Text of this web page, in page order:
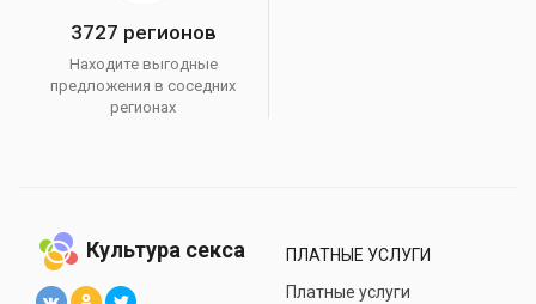
3727 регионов
Находите выгодные
предложения в соседних
регионах
Культура секса
ПЛАТНЫЕ УСЛУГИ
Платные услуги